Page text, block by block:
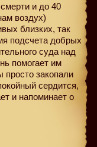
и до 40
воздух)
близких, так
подсчета добрых
суда над
помогает им
просто закопали
сердится,
и напоминает о